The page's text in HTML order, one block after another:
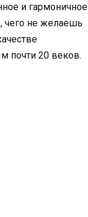
и гармоничное
чего не желаешь
почти 20 веков.